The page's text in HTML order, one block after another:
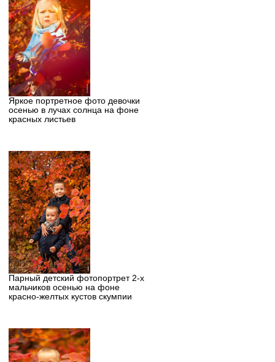
Яркое портретное фото девочки
осенью в лучах солнца на фоне
красных листьев
Парный детский фотопортрет 2-х
мальчиков осенью на фоне
красно-желтых кустов скумпии